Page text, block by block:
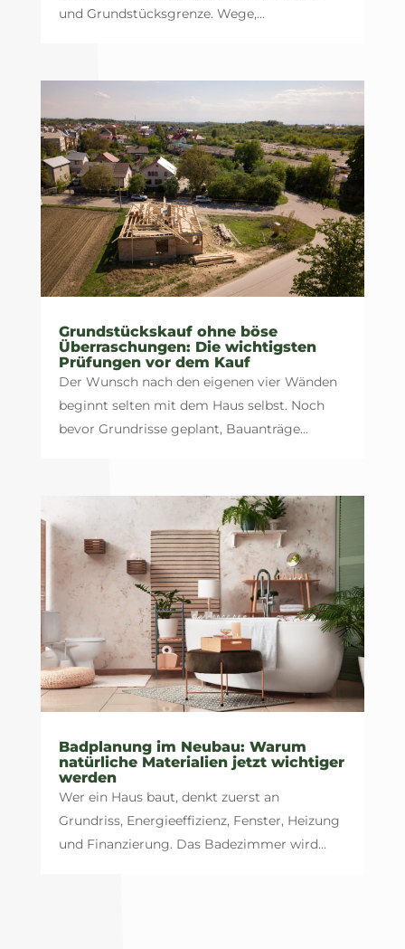
und Grundstücksgrenze. Wege,...
Grundstückskauf ohne böse
Überraschungen: Die wichtigsten
Prüfungen vor dem Kauf
Der Wunsch nach den eigenen vier Wänden
beginnt selten mit dem Haus selbst. Noch
bevor Grundrisse geplant, Bauanträge...
Badplanung im Neubau: Warum
natürliche Materialien jetzt wichtiger
werden
Wer ein Haus baut, denkt zuerst an
Grundriss, Energieeffizienz, Fenster, Heizung
und Finanzierung. Das Badezimmer wird...